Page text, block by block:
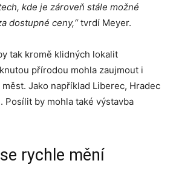
kde je zároveň stále možné
dostupné ceny,“tvrdí Meyer.
tak kromě klidných lokalit
přírodou mohla zaujmout i
Jako například Liberec, Hradec
Posílit by mohla také výstavba
rychle mění